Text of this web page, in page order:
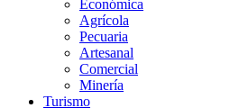
Económica
Agrícola
Pecuaria
Artesanal
Comercial
Minería
Turismo